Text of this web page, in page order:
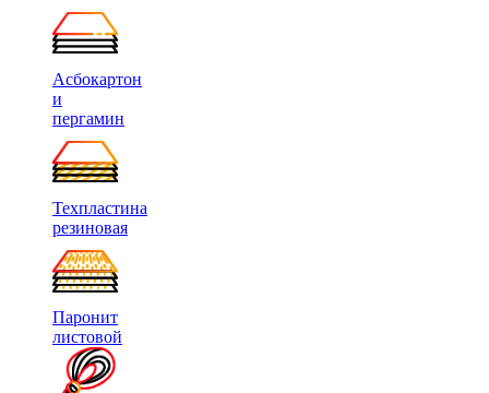
Асбокартон
и
пергамин
Техпластина
резиновая
Паронит
листовой